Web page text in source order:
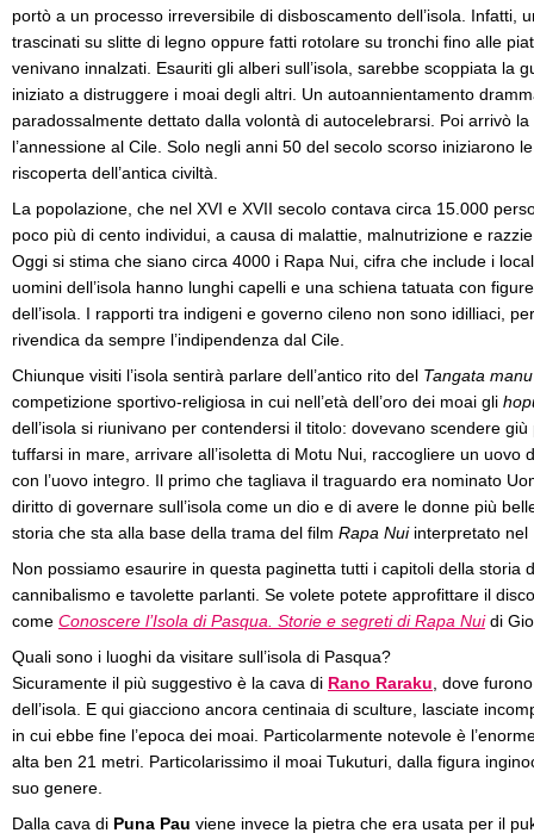
portò a un processo irreversibile di disboscamento dell’isola. Infatti,
trascinati su slitte di legno oppure fatti rotolare su tronchi fino alle
venivano innalzati. Esauriti gli alberi sull’isola, sarebbe scoppiata la
iniziato a distruggere i moai degli altri. Un autoannientamento
paradossalmente dettato dalla volontà di autocelebrarsi. Poi arrivò
l’annessione al Cile. Solo negli anni 50 del secolo scorso iniziarono
riscoperta dell’antica civiltà.
La popolazione, che nel XVI e XVII secolo contava circa 15.000
poco più di cento individui, a causa di malattie, malnutrizione e
Oggi si stima che siano circa 4000 i Rapa Nui, cifra che include i
uomini dell’isola hanno lunghi capelli e una schiena tatuata con
dell’isola. I rapporti tra indigeni e governo cileno non sono idilliaci,
rivendica da sempre l’indipendenza dal Cile.
Chiunque visiti l’isola sentirà parlare dell’antico rito del Tangata manu
competizione sportivo-religiosa in cui nell’età dell’oro dei moai gli
dell’isola si riunivano per contendersi il titolo: dovevano scendere
tuffarsi in mare, arrivare all’isoletta di Motu Nui, raccogliere un uovo
con l’uovo integro. Il primo che tagliava il traguardo era nominato
diritto di governare sull’isola come un dio e di avere le donne più
storia che sta alla base della trama del film Rapa Nuiinterpretato nel
Non possiamo esaurire in questa paginetta tutti i capitoli della storia
cannibalismo e tavolette parlanti. Se volete potete approfittare il
come Conoscere l’Isola di Pasqua. Storie e segreti di Rapa Nuidi
Quali sono i luoghi da visitare sull’isola di Pasqua?
Sicuramente il più suggestivo è la cava di Rano Raraku , dove
dell’isola. E qui giacciono ancora centinaia di sculture, lasciate
in cui ebbe fine l’epoca dei moai. Particolarmente notevole è
alta ben 21 metri. Particolarissimo il moai Tukuturi, dalla figura
suo genere.
Dalla cava di Puna Pau viene invece la pietra che era usata per il